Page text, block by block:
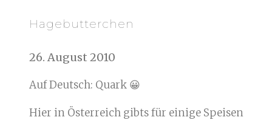
Hagebutterchen
26. August 2010
Auf Deutsch: Quark 😀
Hier in Österreich gibts für einige Speisen